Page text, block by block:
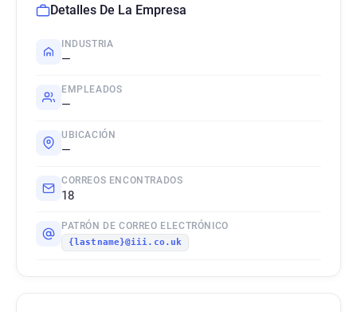
Detalles De La Empresa
INDUSTRIA
—
EMPLEADOS
—
UBICACIÓN
—
CORREOS ENCONTRADOS
18
PATRÓN DE CORREO ELECTRÓNICO
{lastname}@iii.co.uk